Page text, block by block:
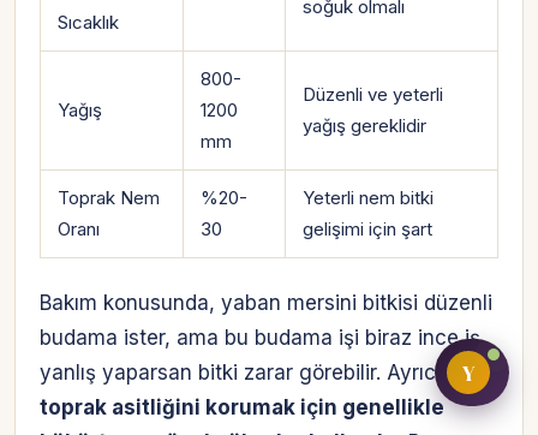
Üretici / çiftçi paneli
B2B alıcı paneli
Sıcaklık
soğuk olmalı
Yağış
800-
1200
mm
Düzenli ve yeterli
yağış gereklidir
Toprak Nem
Oranı
%20-
30
Yeterli nem bitki
gelişimi için şart
Bakım konusunda, yaban mersini bitkisi düzenli
budama ister, ama bu budama işi biraz ince iş,
yanlış yaparsan bitki zarar görebilir. Ayrıca,
toprak asitliğini korumak için genellikle
Y